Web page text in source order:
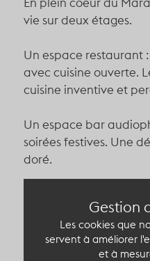
vie sur deux étages.
Un espace restaurant
avec cuisine ouverte.
cuisine inventive et
Un espace bar
soirées festives. Une
doré.
pour vos lancements
Gestion
Les cookies que
servent à améliorer
et à